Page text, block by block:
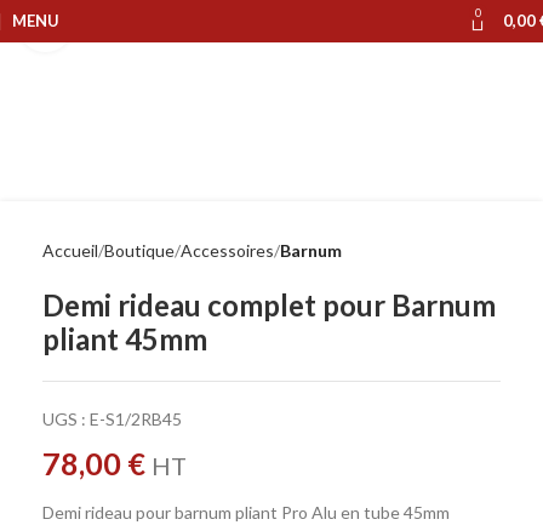
MENU 0 0,00
Accueil Boutique Accessoires Barnum
Demi rideau complet pour Barnum
pliant 45mm
UGS : E-S1/2RB45
78,00 € HT
Demi rideau pour barnum pliant Pro Alu en tube 45mm